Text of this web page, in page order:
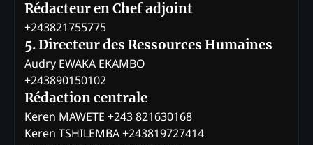
Rédacteur en Chef adjoint
+243821755775
5. Directeur des Ressources Humaines
Audry EWAKA EKAMBO
+243890150102
Rédaction centrale
Keren MAWETE +243 821630168
Keren TSHILEMBA +243819727414